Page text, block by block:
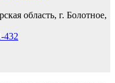
область, г. Болотное,
432